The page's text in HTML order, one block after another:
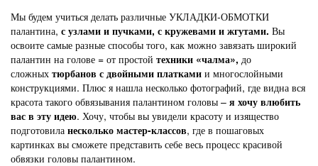
Мы будем учиться делать различные УКЛАДКИ-ОБМОТКИ
палантина, с узлами и пучками, с кружевами и жгутами. Вы
освоите самые разные способы того, как можно завязать широкий
палантин на голове = от простой техники «чалма», до
сложных тюрбанов с двойными платками и многослойными
конструкциями. Плюс я нашла несколько фотографий, где видна вся
красота такого обвязывания палантином головы – я хочу влюбить
вас в эту идею. Хочу, чтобы вы увидели красоту и изящество
подготовила несколько мастер-классов, где в пошаговых
картинках вы сможете представить себе весь процесс красивой
обвязки головы палантином.